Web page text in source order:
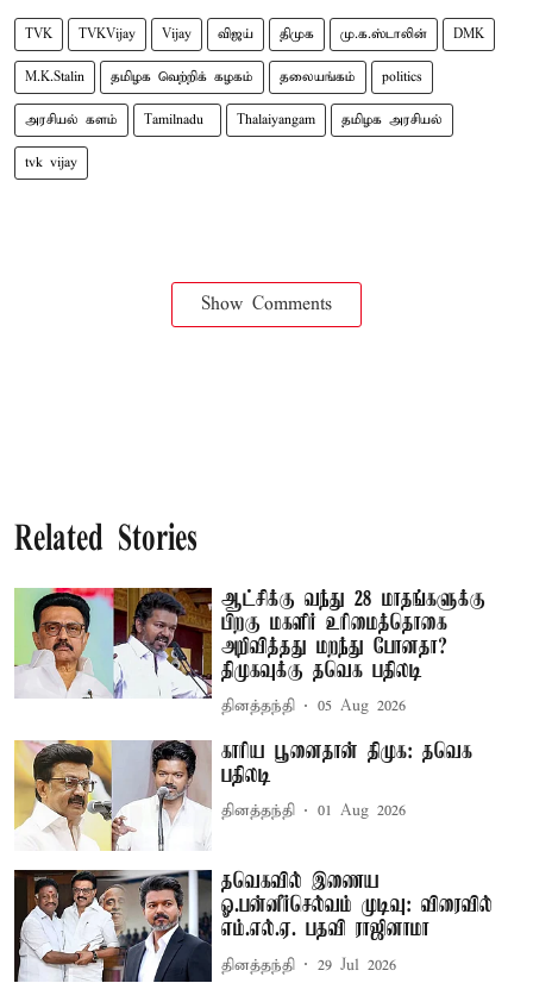
TVK TVKVijay Vijay விஜய் திமுக மு.க.ஸ்டாலின் DMK
M.K.Stalin தமிழக வெற்றிக் கழகம் தலையங்கம் politics
அரசியல் களம் Tamilnadu ​ Thalaiyangam தமிழக அரசியல்
tvk vijay
Show Comments
Related Stories
ஆட்சிக்கு வந்து 28 மாதங்களுக்கு
பிறகு மகளிர் உரிமைத்தொகை
அறிவித்தது மறந்து போனதா?
திமுகவுக்கு தவெக பதிலடி
தினத்தந்தி 05 Aug 2026
காரிய பூனைதான் திமுக: தவெக
பதிலடி
தினத்தந்தி 01 Aug 2026
தவெகவில் இணைய
ஓ.பன்னீர்செல்வம் முடிவு: விரைவில்
எம்.எல்.ஏ. பதவி ராஜினாமா
தினத்தந்தி 29 Jul 2026